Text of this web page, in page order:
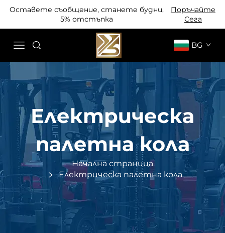
Оставете съобщение, станете будни,
5% отстъпка
Поръчайте
Сега
BG
Електрическа
палетна кола
Начална страница
Електрическа палетна кола